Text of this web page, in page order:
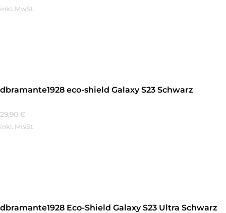
inkl. MwSt.
dbramante1928 eco-shield Galaxy S23 Schwarz
29,90 €
inkl. MwSt.
dbramante1928 Eco-Shield Galaxy S23 Ultra Schwarz